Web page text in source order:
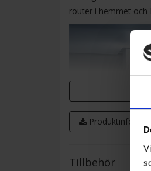
router i hemmet och
Tillbehör